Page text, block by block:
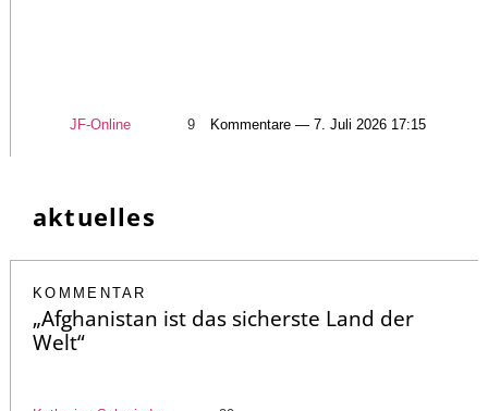
JF-Online 9 Kommentare — 7. Juli 2026 17:15
aktuelles
KOMMENTAR
„Afghanistan ist das sicherste Land der
Welt“